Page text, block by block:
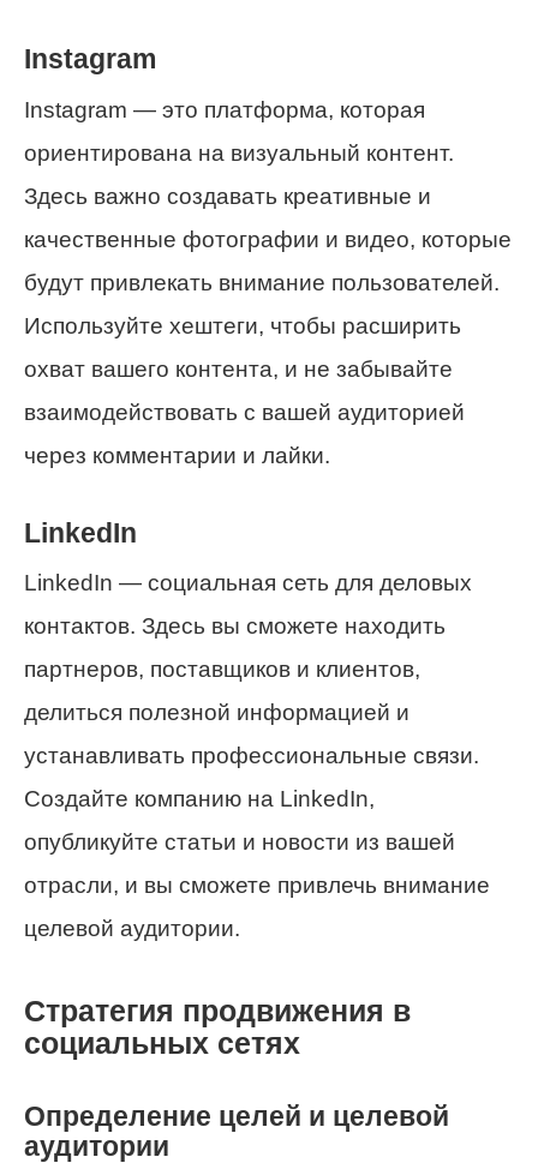
Instagram
Instagram — это платформа, которая
ориентирована на визуальный контент.
Здесь важно создавать креативные и
качественные фотографии и видео, которые
будут привлекать внимание пользователей.
Используйте хештеги, чтобы расширить
охват вашего контента, и не забывайте
взаимодействовать с вашей аудиторией
через комментарии и лайки.
LinkedIn
LinkedIn — социальная сеть для деловых
контактов. Здесь вы сможете находить
партнеров, поставщиков и клиентов,
делиться полезной информацией и
устанавливать профессиональные связи.
Создайте компанию на LinkedIn,
опубликуйте статьи и новости из вашей
отрасли, и вы сможете привлечь внимание
целевой аудитории.
Стратегия продвижения в
социальных сетях
Определение целей и целевой
аудитории